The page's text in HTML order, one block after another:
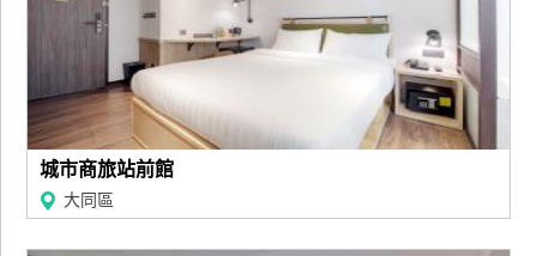
合
作
旅
伴
城市商旅站前館
大同區